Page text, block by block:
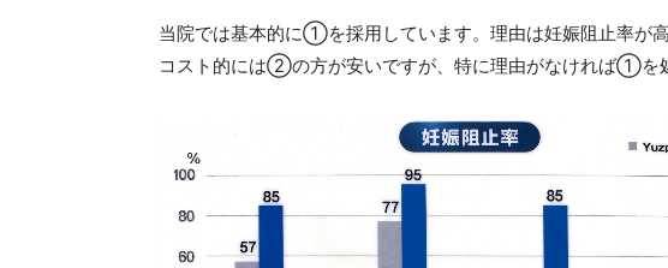
当院では基本的に①を採用しています。理由は妊娠阻止率が
コスト的には②の方が安いですが、特に理由がなければ①を